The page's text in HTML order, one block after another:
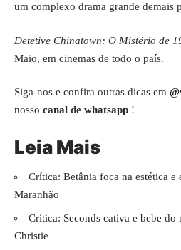
um complexo drama grande demais
Detetive Chinatown: O Mistério de
Maio, em cinemas de todo o país.
Siga-nos e confira outras dicas em
nosso canal de whatsapp !
Leia Mais
Crítica: Betânia foca na estética e
Maranhão
Crítica: Seconds cativa e bebe do
Christie